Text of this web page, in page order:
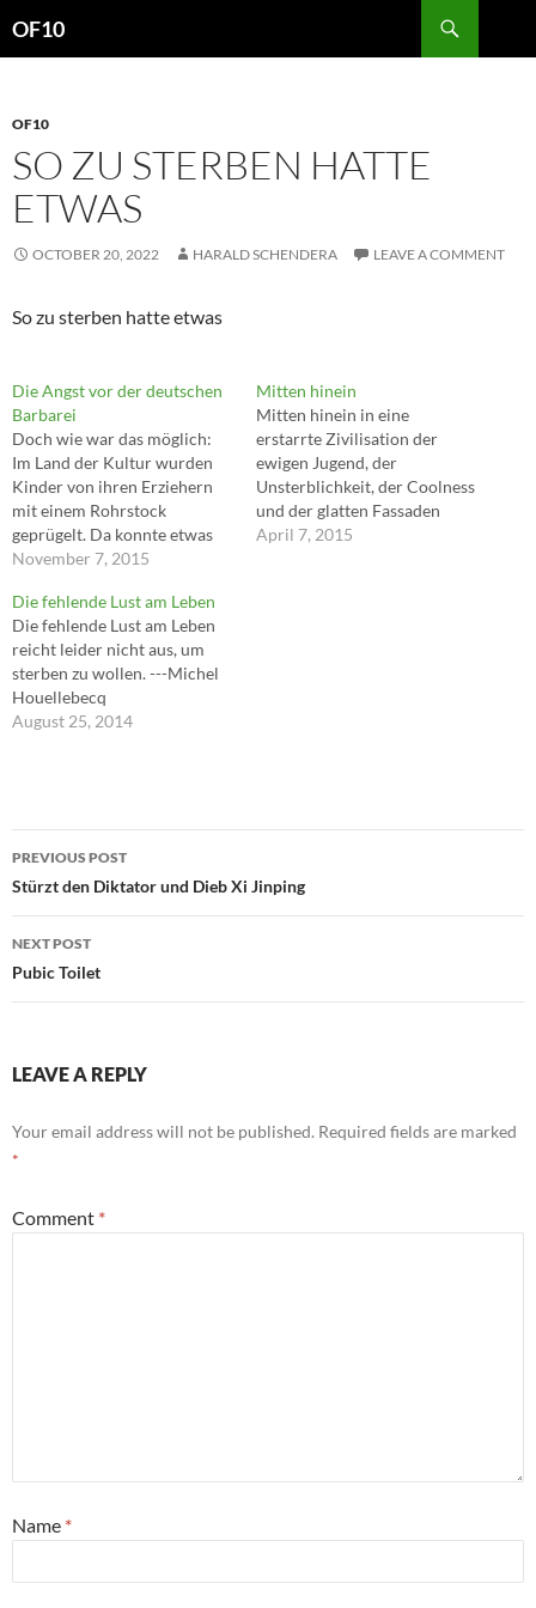
OF10
OF10
SO ZU STERBEN HATTE
ETWAS
OCTOBER 20, 2022 HARALD SCHENDERA LEAVE A COMMENT
So zu sterben hatte etwas
Die Angst vor der deutschen
Barbarei
Doch wie war das möglich:
Im Land der Kultur wurden
Kinder von ihren Erziehern
mit einem Rohrstock
geprügelt. Da konnte etwas
nicht stimmen. Nein, ich habe
natürlich nicht verstanden,
nicht einmal geahnt. Nur
habe ich an meinem ersten
Schultag in Deutschland
gleich etwas zu spüren
bekommen, was…
November 7, 2015
Mitten hinein
Mitten hinein in eine
erstarrte Zivilisation der
ewigen Jugend, der
Unsterblichkeit, der Coolness
und der glatten Fassaden
weht auf einmal der allzu
April 7, 2015
Die fehlende Lust am Leben
Die fehlende Lust am Leben
reicht leider nicht aus, um
sterben zu wollen. ---Michel
Houellebecq
August 25, 2014
Post
navigation
PREVIOUS POST
Stürzt den Diktator und Dieb Xi Jinping
NEXT POST
Pubic Toilet
LEAVE A REPLY
Your email address will not be published. Required fields are marked
*
Comment *
Name *